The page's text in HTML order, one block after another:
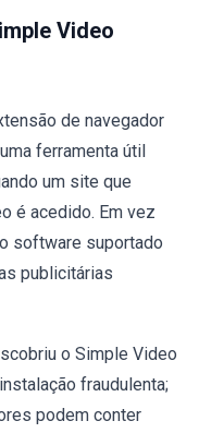
Video
de navegador
ferramenta útil
um site que
é acedido. Em vez
software suportado
publicitárias
o Simple Video
fraudulenta;
podem conter